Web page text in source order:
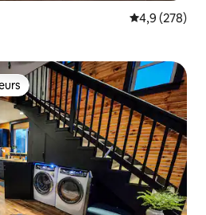
Évaluation
4,9 (278)
les plus appréciés